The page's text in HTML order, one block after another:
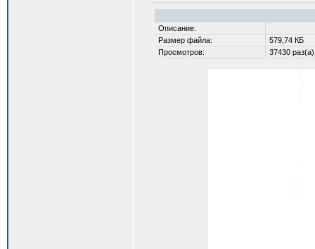
Описание:
Размер файла:
579,74 КБ
Просмотров:
37430 раз(а)